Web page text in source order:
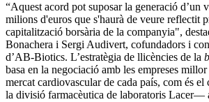
“Aquest acord pot suposar la generació d’un
milions d'euros que s'haurà de veure reflectit
capitalització borsària de la companyia",
Bonachera i Sergi Audivert, cofundadors i
d’AB-Biotics. L’estratègia de llicències de la
basa en la negociació amb les empreses
mercat cardiovascular de cada país, com és
la divisió farmacèutica de laboratoris Lacer—